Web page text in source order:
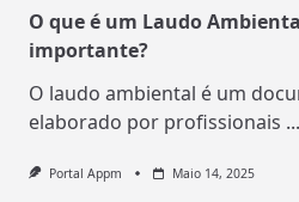
O que é um Laudo
importante?
O laudo ambiental é um
elaborado por profissionais ...
Portal Appm Maio 14, 2025